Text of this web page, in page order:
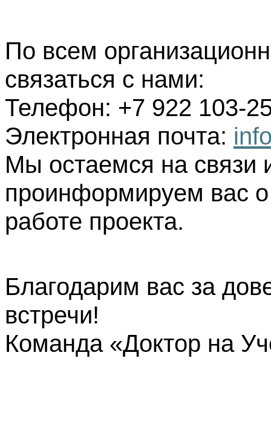
По всем
связаться с нами:
Телефон: +7 922 103-
Электронная почта:
Мы остаемся на связи
проинформируем вас
работе проекта.
Благодарим вас за
встречи!
Команда «Доктор на